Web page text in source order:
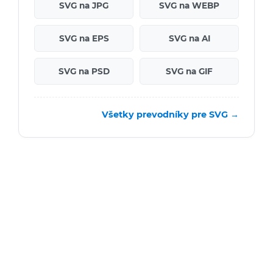
SVG na JPG SVG na WEBP
SVG na EPS SVG na AI
SVG na PSD SVG na GIF
Všetky prevodníky pre SVG →